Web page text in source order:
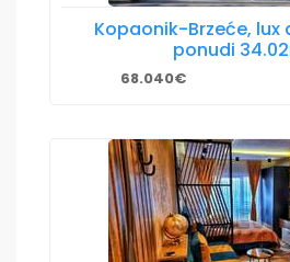
Kopaonik-Brzeće,
ponudi
68.040€